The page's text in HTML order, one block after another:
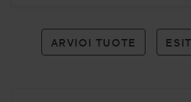
ARVIOI TUOTE